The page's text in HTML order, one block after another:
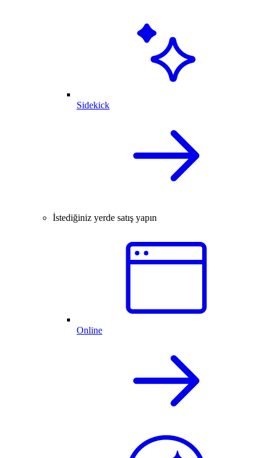
Sidekick
İstediğiniz yerde satış yapın
Online